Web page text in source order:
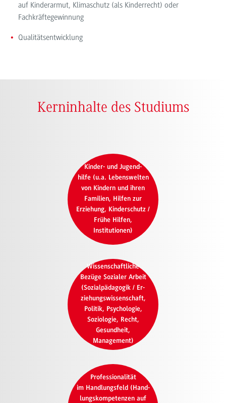
auf Kinderarmut, Klimaschutz (als Kinderrecht) oder
Fachkräftegewinnung
Qualitätsentwicklung
Kerninhalte des Studiums
Kinder- und Jugend-
hilfe (u.a. Lebenswelten
von Kindern und ihren
Familien, Hilfen zur
Erziehung, Kinderschutz /
Frühe Hilfen,
Institutionen)
Wissenschaftliche
Bezüge Sozialer Arbeit
(Sozialpädagogik / Er-
ziehungswissenschaft,
Politik, Psychologie,
Soziologie, Recht,
Gesundheit,
Management)
Professionalität
im Handlungsfeld (Hand-
lungskompetenzen auf